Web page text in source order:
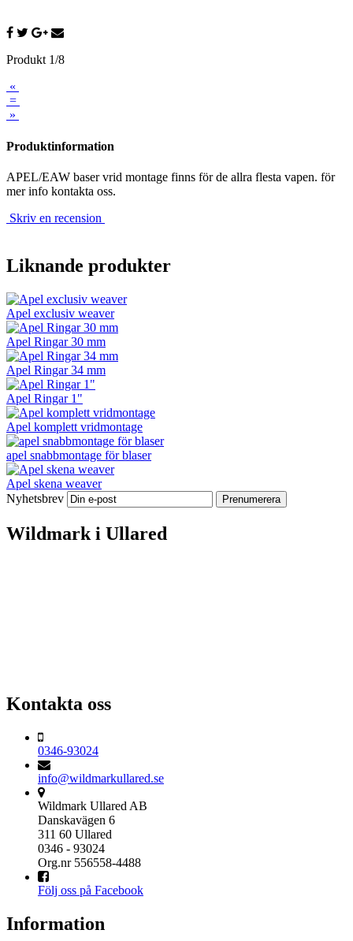
Produkt 1/8
«
=
»
Produktinformation
APEL/EAW baser vrid montage finns för de allra flesta vapen. för
mer info kontakta oss.
Skriv en recension
Liknande produkter
Apel exclusiv weaver
Apel Ringar 30 mm
Apel Ringar 34 mm
Apel Ringar 1"
Apel komplett vridmontage
apel snabbmontage för blaser
Apel skena weaver
Nyhetsbrev
Wildmark i Ullared
Kontakta oss
0346-93024
info@wildmarkullared.se
Wildmark Ullared AB
Danskavägen 6
311 60 Ullared
0346 - 93024
Org.nr 556558-4488
Följ oss på Facebook
Information